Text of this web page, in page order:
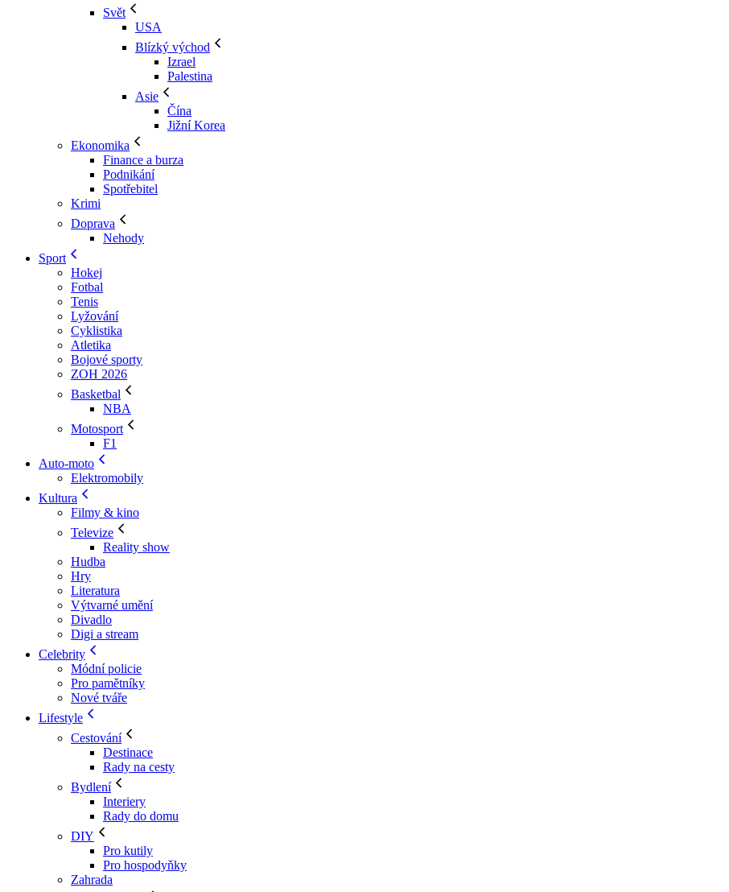
Svět
USA
Blízký východ
Izrael
Palestina
Asie
Čína
Jižní Korea
Ekonomika
Finance a burza
Podnikání
Spotřebitel
Krimi
Doprava
Nehody
Sport
Hokej
Fotbal
Tenis
Lyžování
Cyklistika
Atletika
Bojové sporty
ZOH 2026
Basketbal
NBA
Motosport
F1
Auto-moto
Elektromobily
Kultura
Filmy & kino
Televize
Reality show
Hudba
Hry
Literatura
Výtvarné umění
Divadlo
Digi a stream
Celebrity
Módní policie
Pro pamětníky
Nové tváře
Lifestyle
Cestování
Destinace
Rady na cesty
Bydlení
Interiery
Rady do domu
DIY
Pro kutily
Pro hospodyňky
Zahrada